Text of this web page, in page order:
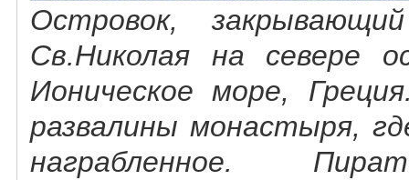
Островок,
Св.Николая на севере
Ионическое море,
развалины монастыря,
награбленное.